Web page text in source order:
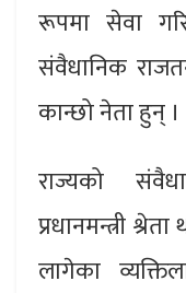
रूपमा सेवा
संवैधानिक
कान्छो नेता हुन् ।
राज्यको
प्रधानमन्त्री
लागेका